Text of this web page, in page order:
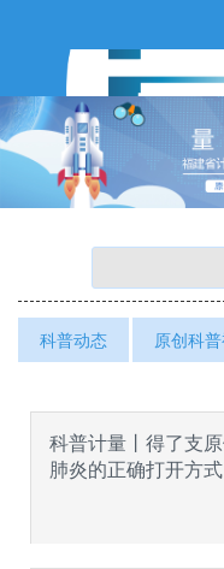
科普动态 原创科
科普计量丨得了支
肺炎的正确打开方式